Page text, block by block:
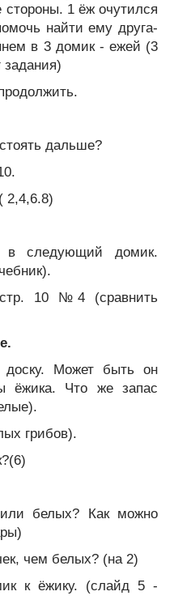
1 ёж очутился
найти ему друга-
в 3 домик - ежей (3
задания)
дальше?
2,4,6.8)
следующий домик.
10 №4 (сравнить
Может быть он
ёжика. Что же запас
грибов).
белых? Как можно
чем белых? (на 2)
к ёжику. (слайд 5 -